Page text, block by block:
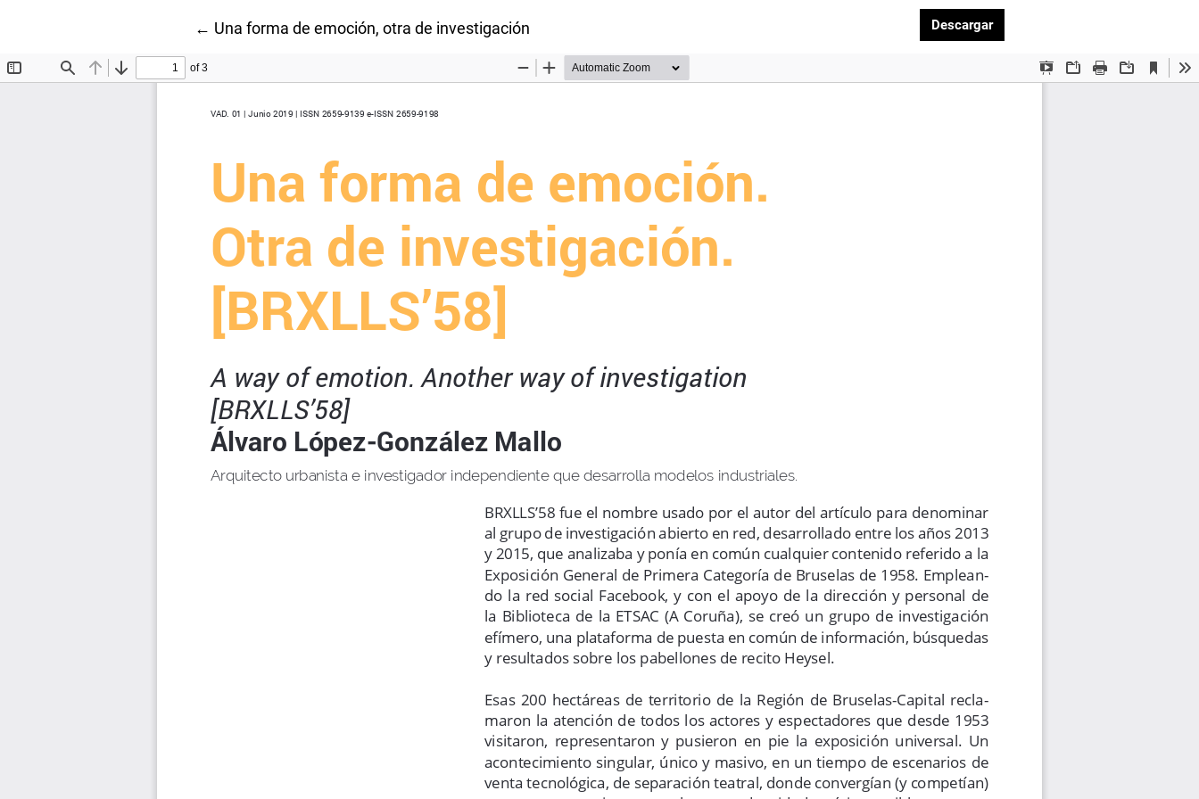
← Volver a los detalles del artículo
Una forma de emoción, otra de investigación DescargarDescargar PDF